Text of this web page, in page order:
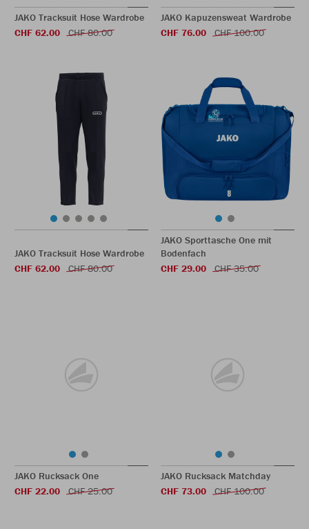
JAKO Tracksuit Hose Wardrobe
CHF 62.00
CHF 80.00
JAKO Kapuzensweat Wardrobe
CHF 76.00
CHF 100.00
JAKO Tracksuit Hose Wardrobe
CHF 62.00
CHF 80.00
JAKO Sporttasche One mit
Bodenfach
CHF 29.00
CHF 35.00
JAKO Rucksack One
CHF 22.00
CHF 25.00
JAKO Rucksack Matchday
CHF 73.00
CHF 100.00